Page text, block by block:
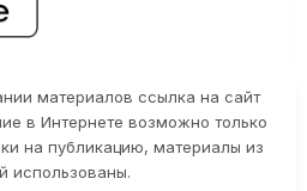
материалов ссылка на сайт
в Интернете возможно только
на публикацию, материалы из
использованы.